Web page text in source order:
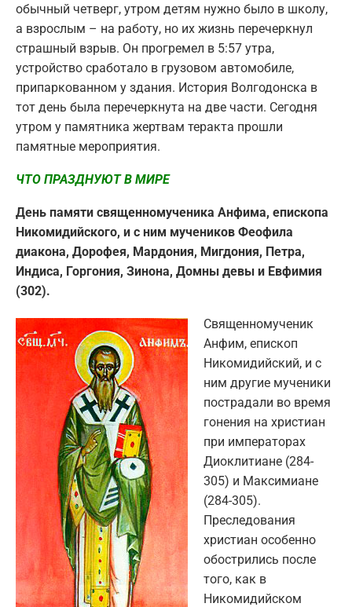
обычный четверг, утром детям нужно было в школу,
а взрослым – на работу, но их жизнь перечеркнул
страшный взрыв. Он прогремел в 5:57 утра,
устройство сработало в грузовом автомобиле,
припаркованном у здания. История Волгодонска в
тот день была перечеркнута на две части. Сегодня
утром у памятника жертвам теракта прошли
памятные мероприятия.
ЧТО ПРАЗДНУЮТ В МИРЕ
День памяти священномученика Анфима, епископа
Никомидийского, и с ним мучеников Феофила
диакона, Дорофея, Мардония, Мигдония, Петра,
Индиса, Горгония, Зинона, Домны девы и Евфимия
(302).
Священномученик
Анфим, епископ
Никомидийский, и с
ним другие мученики
пострадали во время
гонения на христиан
при императорах
Диоклитиане (284-
305) и Максимиане
(284-305).
Преследования
христиан особенно
обострились после
того, как в
Никомидийском